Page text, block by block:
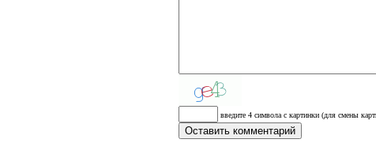
введите 4 символа с картинки (для смены